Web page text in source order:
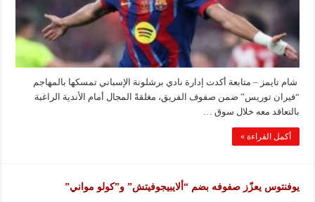
شام تايمز – متابعة أكدت إدارة نادي برشلونة الإسباني تمسكها بالمهاجم
“فيران توريس” ضمن صفوف الفريق، مغلقةً المجال أمام الأندية الراغبة
بالتعاقد معه خلال سوق …
أكمل القراءة »
يوفنتوس يعزّز صفوفه بضم “ألايبيجوفيتش” و”كولو مواني”